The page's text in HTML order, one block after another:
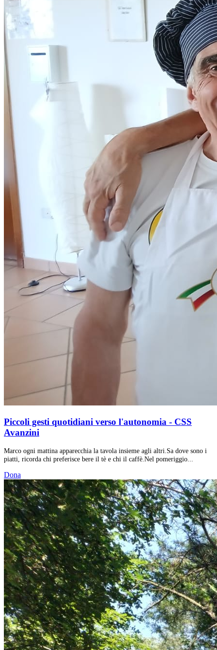
Piccoli gesti quotidiani verso l'autonomia - CSS
Avanzini
Marco ogni mattina apparecchia la tavola insieme agli altri.Sa dove sono i
piatti, ricorda chi preferisce bere il tè e chi il caffè.Nel pomeriggio...
Dona